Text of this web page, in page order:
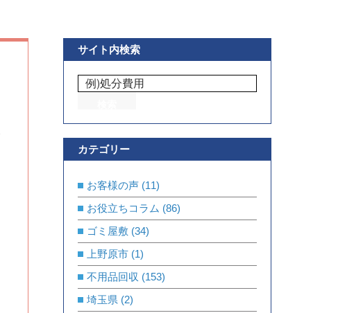
サイト内検索
カテゴリー
お客様の声 (11)
お役立ちコラム (86)
ゴミ屋敷 (34)
上野原市 (1)
不用品回収 (153)
埼玉県 (2)